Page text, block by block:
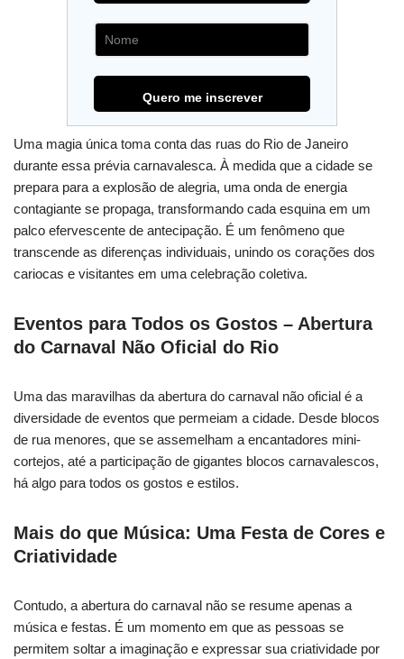
Uma magia única toma conta das ruas do Rio de Janeiro
durante essa prévia carnavalesca. À medida que a cidade se
prepara para a explosão de alegria, uma onda de energia
contagiante se propaga, transformando cada esquina em um
palco efervescente de antecipação. É um fenômeno que
transcende as diferenças individuais, unindo os corações dos
cariocas e visitantes em uma celebração coletiva.
Eventos para Todos os Gostos – Abertura
do Carnaval Não Oficial do Rio
Uma das maravilhas da abertura do carnaval não oficial é a
diversidade de eventos que permeiam a cidade. Desde blocos
de rua menores, que se assemelham a encantadores mini-
cortejos, até a participação de gigantes blocos carnavalescos,
há algo para todos os gostos e estilos.
Mais do que Música: Uma Festa de Cores e
Criatividade
Contudo, a abertura do carnaval não se resume apenas a
música e festas. É um momento em que as pessoas se
permitem soltar a imaginação e expressar sua criatividade por